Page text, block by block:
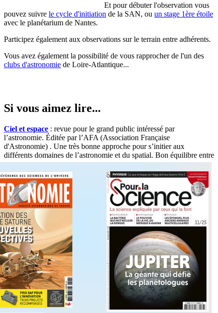
Et pour débuter l'observation vous
pouvez suivre le cycle d'initiation de la SAN, ou un stage 1ère étoile
avec le planétarium de Nantes.
Participez également aux observations sur le terrain entre adhérents.
Vous avez également la possibilité de vous rapprocher de l'un des
clubs d'astronomie de Loire-Atlantique...
Si vous aimez lire...
Ciel et espace : revue pour le grand public intéressé par
l’astronomie. Éditée par l’AFA (Association Française
d'Astronomie) . Une très bonne approche pour s’initier aux
différents domaines de l’astronomie et du spatial. Bon équilibre entre